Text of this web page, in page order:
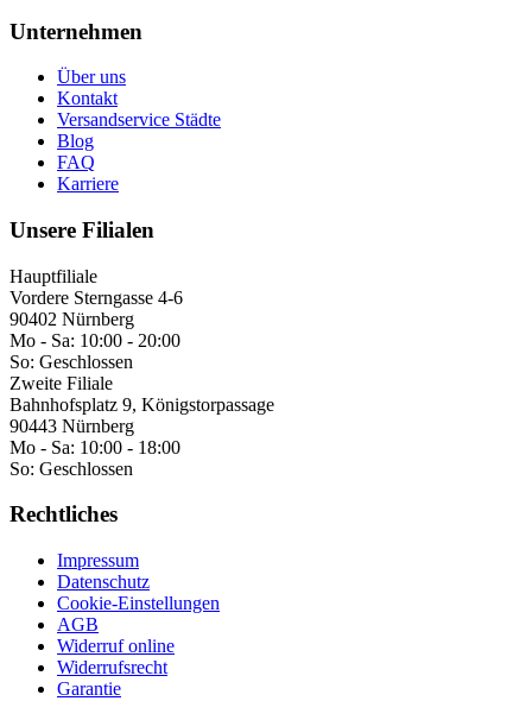
Unternehmen
Über uns
Kontakt
Versandservice Städte
Blog
FAQ
Karriere
Unsere Filialen
Hauptfiliale
Vordere Sterngasse 4-6
90402 Nürnberg
Mo - Sa: 10:00 - 20:00
So: Geschlossen
Zweite Filiale
Bahnhofsplatz 9, Königstorpassage
90443 Nürnberg
Mo - Sa: 10:00 - 18:00
So: Geschlossen
Rechtliches
Impressum
Datenschutz
Cookie-Einstellungen
AGB
Widerruf online
Widerrufsrecht
Garantie